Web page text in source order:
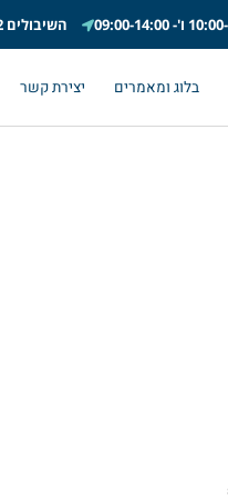
השיבולים 2, רשפון
בלוג ומאמרים יצירת קשר